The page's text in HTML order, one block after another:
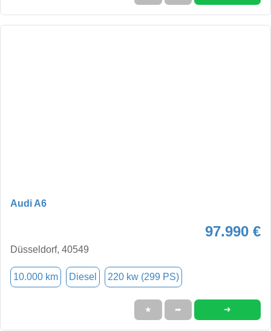
Audi A6
97.990 €
Düsseldorf, 40549
10.000 km Diesel 220 kw (299 PS)
★ ➦ ➜